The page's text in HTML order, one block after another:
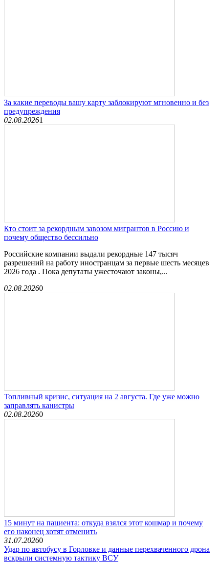
За какие переводы вашу карту заблокируют мгновенно и без
предупреждения
02.08.20261
Кто стоит за рекордным завозом мигрантов в Россию и
почему общество бессильно
Российские компании выдали рекордные 147 тысяч
разрешений на работу иностранцам за первые шесть месяцев
2026 года . Пока депутаты ужесточают законы,...
02.08.20260
Топливный кризис, ситуация на 2 августа. Где уже можно
заправлять канистры
02.08.20260
15 минут на пациента: откуда взялся этот кошмар и почему
его наконец хотят отменить
31.07.20260
Удар по автобусу в Горловке и данные перехваченного дрона
вскрыли системную тактику ВСУ